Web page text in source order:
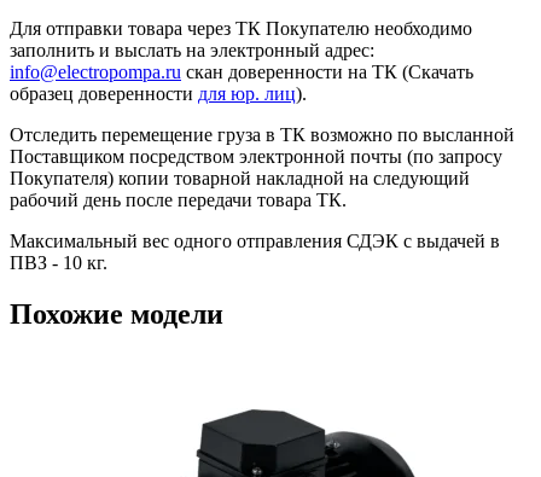
Для отправки товара через ТК Покупателю необходимо
заполнить и выслать на электронный адрес:
info@electropompa.ru скан доверенности на ТК (Скачать
образец доверенности для юр. лиц).
Отследить перемещение груза в ТК возможно по высланной
Поставщиком посредством электронной почты (по запросу
Покупателя) копии товарной накладной на следующий
рабочий день после передачи товара ТК.
Максимальный вес одного отправления СДЭК с выдачей в
ПВЗ - 10 кг.
Похожие модели